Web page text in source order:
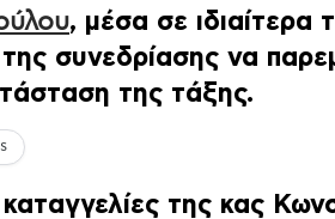
, μέσα σε ιδιαίτερα
συνεδρίασης να
της τάξης.
της κας